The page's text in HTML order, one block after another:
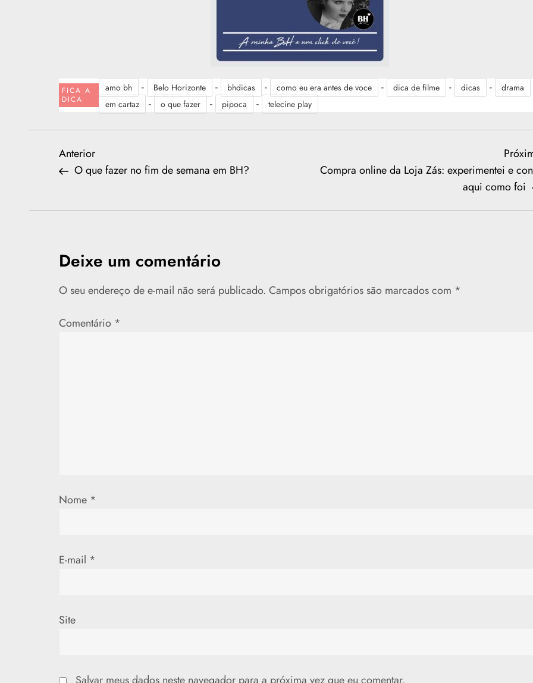
FICA A
DICA
amo bh - Belo Horizonte - bhdicas - como eu era antes de voce - dica de filme - dicas - drama
em cartaz - o que fazer - pipoca - telecine play
N
v
g
a
ç
o
t
Previous
Post
Anterior
O que fazer no fim de semana em BH?
Compra online da Loja Zás: experimentei e
aqui como foi
Deixe um comentário
O seu endereço de e-mail não será publicado. Campos obrigatórios são marcados com *
Comentário *
Nome *
E-mail *
Site